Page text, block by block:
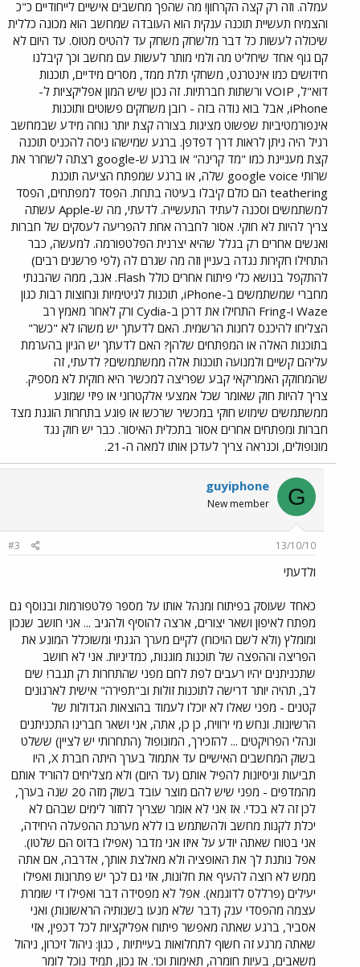
עמלה. וזה רק קצה הקרחון! מה שהפך מחשבים אישיים לייחודיים כ"כ
והצמיח תעשיית תוכנה ענקית הוא העובדה שמחשב הוא מכונה כללית
שיכולה לעשות כל דבר מלשחק משחק עד להטיס מטוס. עד היום לא
קם גוף אחד שיחליט מה ולמי מותר לעשות עם מחשב וכך קיבלנו
חידושים כמו אינטרנט, משחקי תלת ממד, מסרים מידיים, תוכנות
דוא"ל, VOIP ורשתות חברתיות. זה נכון שיש המון אפליקציות ל-
iPhone, אבל בוא נודה בזה - רובן משחקים פשוטים ותוכנות
אינפורמטיביות שפשוט מציגות בצורה קצת יותר נוחה מידע שבמחשב
רגיל היה ניתן לראות דרך דפדפן. ברגע שמישהו ניסה להכניס תוכנה
קצת מעניינת כמו "מד קרינה" או ברגע ש-google רצתה לשחרר את
שרותי google voice שלה, או ברגע שמפתח הציעה תוכנת
teathering הם כולם קיבלו בעיטה בתחת. הפסד למפתחים, הפסד
למשתמשים וסכנה לעתיד התעשייה. לדעתי, מה ש-Apple עשתה
צריך להיות לא חוקי. אסור לחברה אחת להפריעה לעסקים של חברות
ואנשים אחרים רק בגלל שהיא יצרנית הפלטפורמה. למעשה, כבר
התחילו חקירות נגדה בעניין וזה מה שגרם לה (לפי פרשנים רבים)
להתקפל בנושא כלי פיתוח אחרים כולל Flash. אגב, ממה שהבנתי
מחברי שמשתמשים ב-iPhone, תוכנות לגיטימיות ונחוצות רבות כגון
Waze ו-Fring התחילו את דרכן ב-Cydia ורק לאחר מאמץ רב
הצליחו להיכנס לחנות הרשמית. האם לדעתך יש משהו לא "כשר"
בתוכנות האלה או המפתחים שלהן? האם לדעתך יש הגיון בהערמת
עליהם קשיים ולמנועה תוכנות אלה ממשתמשים? לדעתי, זה
שהמחוקק האמריקאי קבע שפריצה למכשיר היא חוקית לא מספיק.
צריך להיות חוק שאומר שכל אמצעי אלקטרוני או פיזי שמונע
ממשתמשים שימוש חוקי במכשיר שרכשו או פוגע בתחרות הוגנת מצד
חברות ומפתחים אחרים אסור בתכלית האיסור. כבר יש חוק נגד
מונופולים, וכנראה צריך לעדכן אותו למאה ה-21.
G
guyiphone
New member
13/10/10
#3
ולדעתי
כאחד שעוסק בפיתוח ומנהל אותו על מספר פלטפורמות ובנוסף גם
מפתח לאיפון ושאר יצורים, ארצה להוסיף ולהגיב ... אני חושב שנכון
ומומלץ (ולא לשם הויכוח) לקיים מערך הגנתי ומשוכלל המונע את
הפריצה וההפצה של תוכנות מוגנות, כמדיניות. אני לא חושב
שתכניתנים יהיו רעבים לפת לחם מפני שהתחרות רק תגבר! שים
לב, תהיה יותר דרישה לתוכנות זולות וב"תפירה" אישית לארגונים
קטנים - מפני שאלו לא יוכלו לעמוד בהוצאות הגדולות של
הרשיונות. ונחש מי ירוויח, כן כן, אתה, אני ושאר חברינו התכניתנים
ונהלי הפרויקטים ... להזכירך, המונופול (התחרותי יש לציין) ששלט
בשוק המחשבים האישיים עד אתמול בערך היתה חברת X, היו
תביעות וניסיונות להפיל אותם (עד היום) ולא מצליחים להוריד אותם
מהמדפים - מפני שיש להם מוצר עובד בשוק מזה 20 שנה בערך,
לכן זה לא בכדי. אז אני לא אומר שצריך לחזור לימים שבהם לא
יכלת לקנות מחשב ולהשתמש בו ללא מערכת ההפעלה היחידה,
אני בטוח שאתה יודע על איזו אני מדבר (אפילו בדוס הם שלטו).
אפל נותנת לך את האופציה ולא מאלצת אותך, אדרבה, אם אתה
ממש לא רוצה להעיף את חלונות, אזי גם לכך יש פתרונות ואפילו
יעילים (פרללס לדוגמא). אפל לא מפסידה דבר ואפילו די שומרת
עצמה מהפסדי ענק (דבר שלא מנעו בשנותיה הראשונות) ואני
אסביר, ברגע שאתה מאפשר פיתוח אפליקציות לכל דכפין, אזי
שאתה מרגע זה חשוף לתחלואות בעייתיות , כגון: ניהול זיכרון, ניהול
משאבים, בעיות חומרה, תאימות וכו'. אז נכון, תמיד נוכל לומר